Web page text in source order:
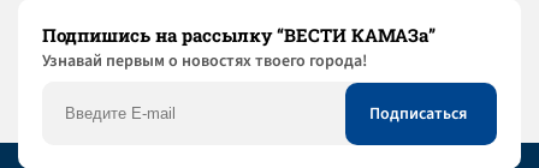
Подпишись на рассылку “ВЕСТИ КАМАЗа”
Узнaвай первым о новостях твоего города!